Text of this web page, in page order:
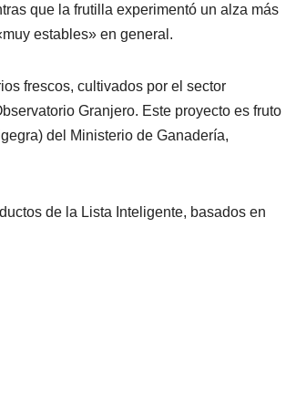
que la frutilla experimentó un alza más
estables» en general.
frescos, cultivados por el sector
Granjero. Este proyecto es fruto
del Ministerio de Ganadería,
de la Lista Inteligente, basados en